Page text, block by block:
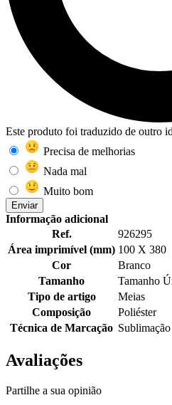
Este produto foi traduzido de outro
Precisa de melhorias
Nada mal
Muito bom
Enviar
Informação adicional
Ref.
926295
Área imprimível (mm) 100 X 380
Cor
Branco
Tamanho
Tamanho
Tipo de artigo
Meias
Composição
Poliéster
Técnica de Marcação Sublimação
Avaliações
Partilhe a sua opinião